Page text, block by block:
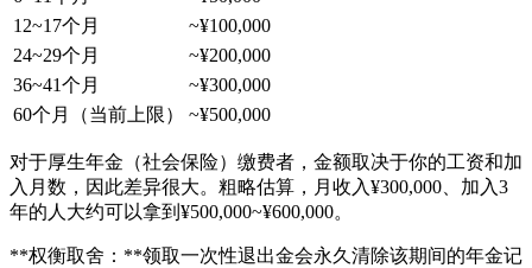
12~17个月
~¥100,000
24~29个月
~¥200,000
36~41个月
~¥300,000
60个月（当前上限）
~¥500,000
对于厚生年金（社会保险）缴费者，金额取决于你的工资和加
入月数，因此差异很大。粗略估算，月收入¥300,000、加入3
年的人大约可以拿到¥500,000~¥600,000。
**权衡取舍：**领取一次性退出金会永久清除该期间的年金记